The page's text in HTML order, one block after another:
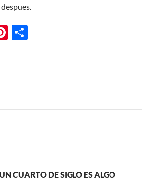
Pi
es e
CUARTO DE SIGLO ES ALGO